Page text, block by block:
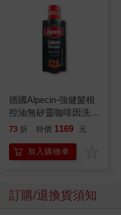
德國Alpecin-強健髮根
控油無矽靈咖啡因洗髮
凝露375ml/瓶-C1強健
調理頭皮洗髮液/0矽靈
滋潤洗頭髮水/一般髮
73 折 特價 1169 元
加入購物車
訂購/退換貨須知